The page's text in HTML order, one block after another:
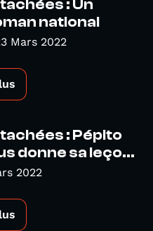
: Un
national
Mars 2022
: Pépito
donne sa leço...
2022